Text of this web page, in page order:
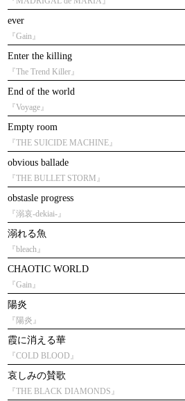
ever
『Gain』
Enter the killing
『The Trend Killer』
End of the world
『Voyage』
Empty room
『THE SUICIDE MACHINE』
obvious ballade
『THE BULLET STORM』
obstasle progress
『溺哀-dekiai-』
溺れる魚
『bleach』
CHAOTIC WORLD
『Gain』
陽炎
『陽炎』
霞に消える華
『COLD BLOOD』
哀しみの賛歌
『THE BLACK DIAMONDS』